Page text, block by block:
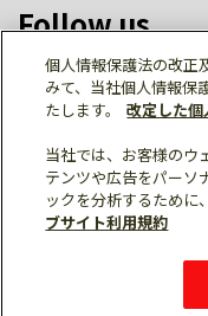
Follow us
個人情報保護 利用
サイトマップ
三
個人情報保護法の改正
みて、当社個人情報保
たします。
改定した
当社では、お客様のウ
テンツや広告をパーソ
ックを分析するために
ブサイト利用規約